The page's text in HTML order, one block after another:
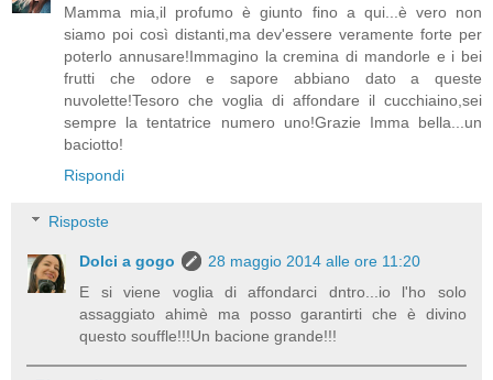
Mamma mia,il profumo è giunto fino a qui...è vero non
siamo poi così distanti,ma dev'essere veramente forte per
poterlo annusare!Immagino la cremina di mandorle e i bei
frutti che odore e sapore abbiano dato a queste
nuvolette!Tesoro che voglia di affondare il cucchiaino,sei
sempre la tentatrice numero uno!Grazie Imma bella...un
baciotto!
Rispondi
Risposte
Dolci a gogo
28 maggio 2014 alle ore 11:20
E si viene voglia di affondarci dntro...io l'ho solo
assaggiato ahimè ma posso garantirti che è divino
questo souffle!!!Un bacione grande!!!